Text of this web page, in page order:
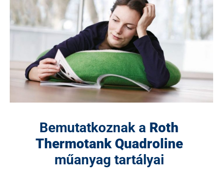
Bemutatkoznak a Roth
Thermotank Quadroline
műanyag tartályai